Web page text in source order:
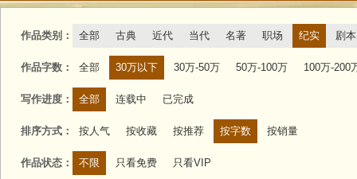
作品类别： 全部 古典 近代 当代 名著 职场 纪实 剧本
作品字数： 全部 30万以下 30万-50万 50万-100万 100万-200
写作进度： 全部 连载中 已完成
排序方式： 按人气 按收藏 按推荐 按字数 按销量
作品状态： 不限 只看免费 只看VIP